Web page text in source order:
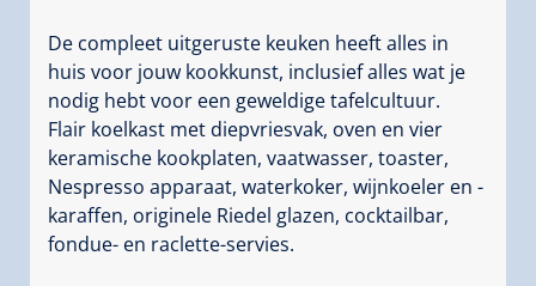
De compleet uitgeruste keuken heeft alles in
huis voor jouw kookkunst, inclusief alles wat je
nodig hebt voor een geweldige tafelcultuur.
Flair koelkast met diepvriesvak, oven en vier
keramische kookplaten, vaatwasser, toaster,
Nespresso apparaat, waterkoker, wijnkoeler en -
karaffen, originele Riedel glazen, cocktailbar,
fondue- en raclette-servies.